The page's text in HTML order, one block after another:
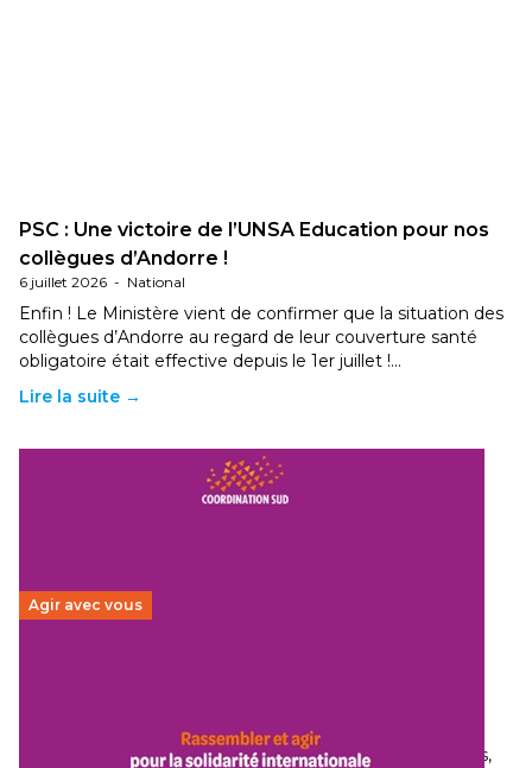
PSC : Une victoire de l’UNSA Education pour nos
collègues d’Andorre !
6 juillet 2026 - National
Enfin ! Le Ministère vient de confirmer que la situation des
collègues d’Andorre au regard de leur couverture santé
obligatoire était effective depuis le 1er juillet !…
Lire la suite →
Agir avec vous
Le secteur humanitaire connaît des difficultés profondes,